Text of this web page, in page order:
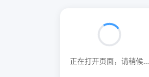
正在打开页面，请稍候...